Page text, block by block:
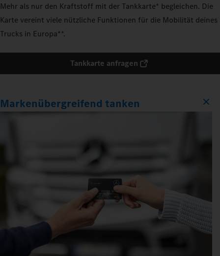
Mehr als nur den Kraftstoff mit der Tankkarte* begleichen. Die
Karte vereint viele nützliche Funktionen für die Mobilität deines
Trucks in Europa**.
Tankkarte anfragen
Markenübergreifend tanken